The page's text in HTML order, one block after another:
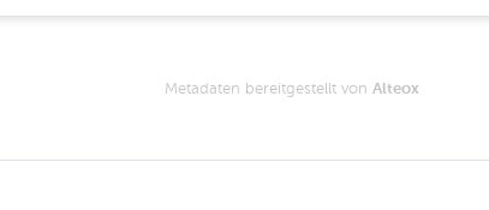
Metadaten bereitgestellt von Alteox